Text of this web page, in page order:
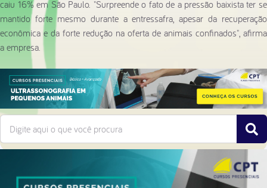
caiu 16% em São Paulo. "Surpreende o fato de a pressão baixista ter se
mantido forte mesmo durante a entressafra, apesar da recuperação
econômica e da forte redução na oferta de animais confinados", afirma
a empresa.